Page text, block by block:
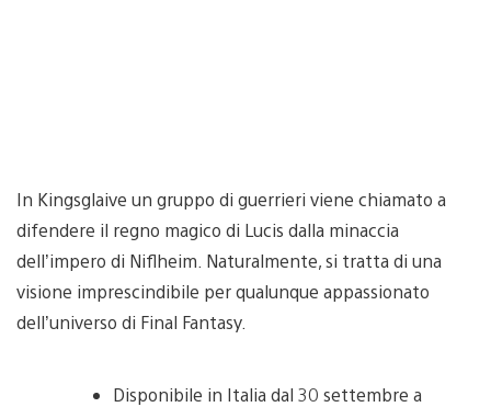
In Kingsglaive un gruppo di guerrieri viene chiamato a
difendere il regno magico di Lucis dalla minaccia
dell’impero di Niflheim. Naturalmente, si tratta di una
visione imprescindibile per qualunque appassionato
dell’universo di Final Fantasy.
Disponibile in Italia dal 30 settembre a